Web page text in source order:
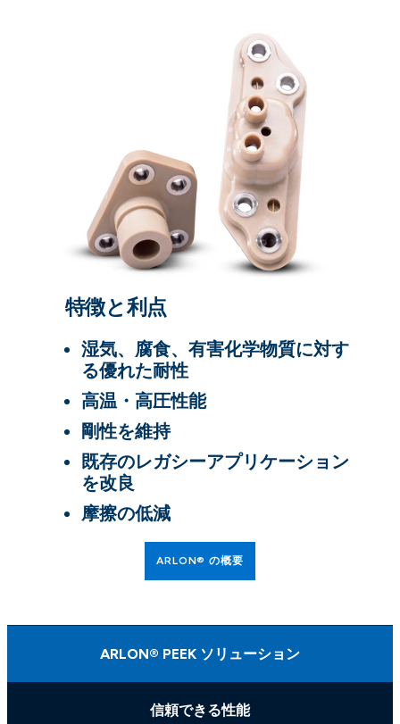
特徴と利点
湿気、腐食、有害化学物質に対す
る優れた耐性
高温・高圧性能
剛性を維持
既存のレガシーアプリケーション
を改良
摩擦の低減
ARLON® の概要
ARLON® PEEK ソリューション
信頼できる性能